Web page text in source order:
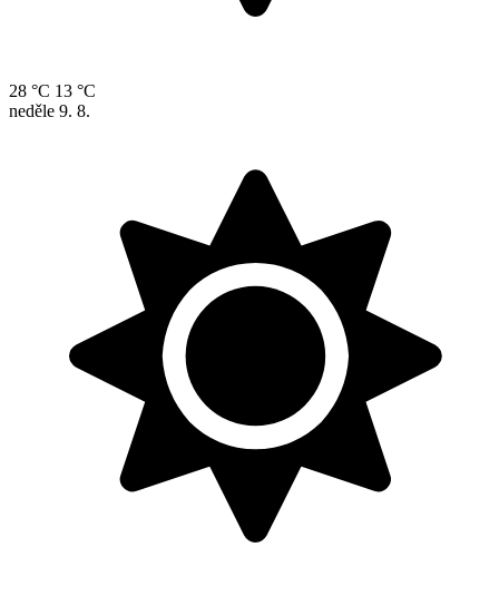
28 °C 13 °C
neděle 9. 8.